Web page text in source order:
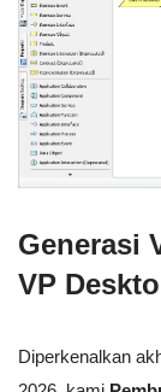
Generasi
VP
Diperkenalkan